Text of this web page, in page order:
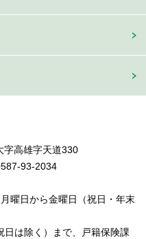
高雄字天道330
93-2034
曜日から金曜日（祝日・年末
は除く）まで、戸籍保険課